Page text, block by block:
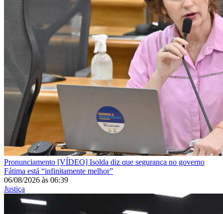
Pronunciamento [VÍDEO] Isolda diz que segurança no governo
Fátima está “infinitamente melhor”
06/08/2026 às 06:39
Justiça